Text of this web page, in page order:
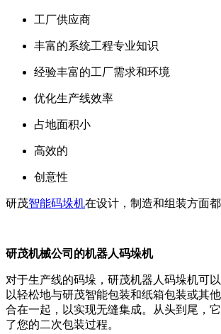
工厂供应商
丰富的系统工程专业知识
经验丰富的工厂需求和环境
优化生产线效率
占地面积小
高效的
创意性
研茂智能码垛机在设计，制造和组装方面都
研茂机械公司的机器人码垛机
对于生产线的码垛，研茂机器人码垛机可
以轻松地与研茂智能包装和纸箱包装或其
合在一起，以实现无缝集成。从头到尾，
了您的二次包装过程。